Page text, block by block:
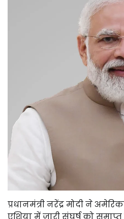
प्रधानमंत्री नरेंद्र मोदी ने
एशिया में जारी संघर्ष को